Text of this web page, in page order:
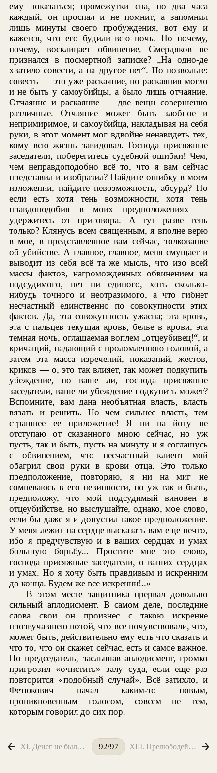
В этом месте защитника прервал довольно
сильный аплодисмент. В самом деле, последние
слова свои он произнес с такою искренне
прозвучавшею нотой, что все почувствовали, что,
может быть, действительно ему есть что сказать и
что то, что он скажет сейчас, есть и самое важное.
Но председатель, заслышав аплодисмент, громко
пригрозил «очистить» залу суда, если еще раз
повторится «подобный случай». Всё затихло, и
Фетюкович начал каким-то новым,
проникновенным голосом, совсем не тем,
которым говорил до сих пор.
XI. Денег не было. Грабежа не было 92/97 XIII. Прелюбодей мысли